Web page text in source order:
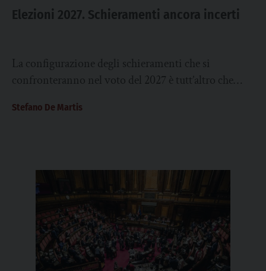
Elezioni 2027. Schieramenti ancora incerti
La configurazione degli schieramenti che si
confronteranno nel voto del 2027 è tutt’altro che
Stefano De Martis